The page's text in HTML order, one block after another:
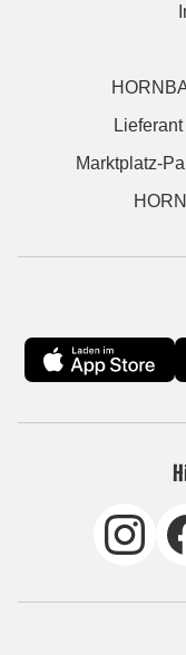
Marktplatz-